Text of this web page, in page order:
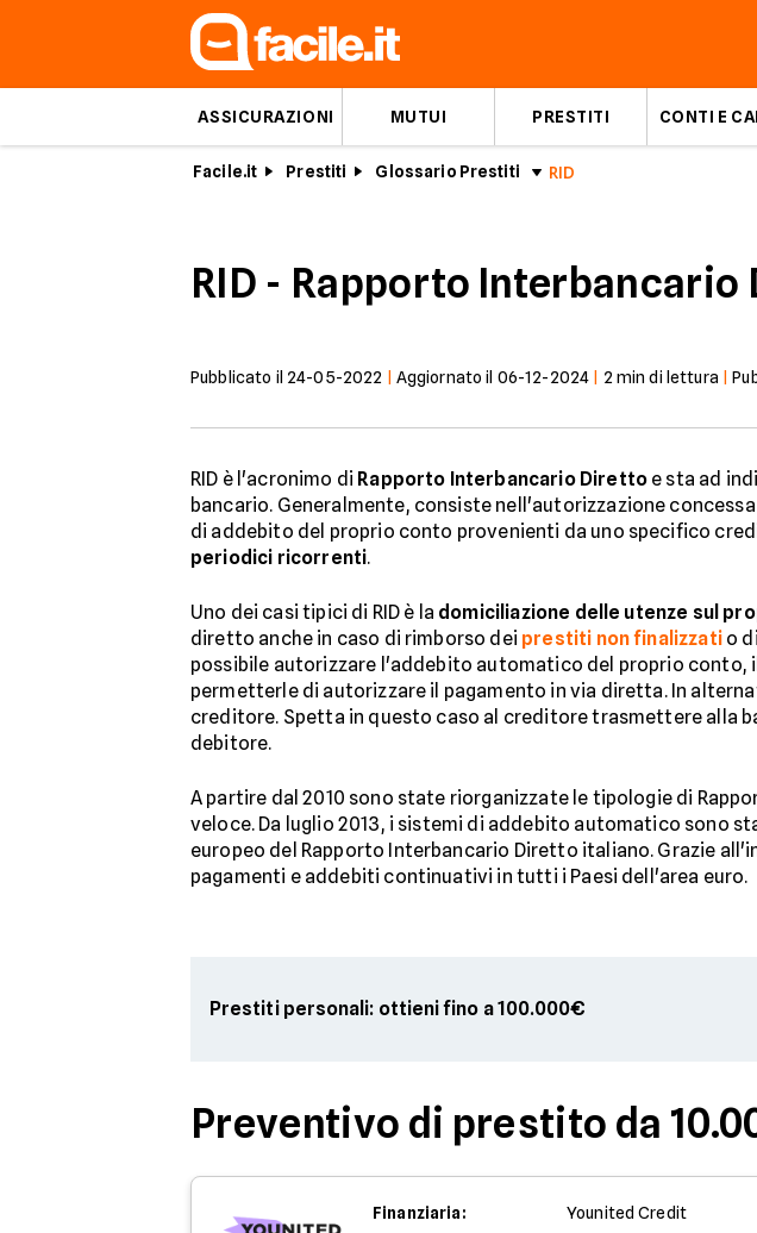
ASSICURAZIONI MUTUI PRESTITI CONTI E
Facile.it Prestiti Glossario Prestiti RID
RID - Rapporto Interbancario
Pubblicato il 24-05-2022 Aggiornato il 06-12-2024 2 min di lettura |
RID è l'acronimo di Rapporto Interbancario Diretto e sta ad
bancario. Generalmente, consiste nell'autorizzazione
di addebito del proprio conto provenienti da uno specifico
periodici ricorrenti.
Uno dei casi tipici di RID è la domiciliazione delle utenze sul
diretto anche in caso di rimborso dei prestiti non finalizzatio
possibile autorizzare l'addebito automatico del proprio
permetterle di autorizzare il pagamento in via diretta. In
creditore. Spetta in questo caso al creditore trasmettere alla
debitore.
A partire dal 2010 sono state riorganizzate le tipologie di
veloce. Da luglio 2013, i sistemi di addebito automatico sono
europeo del Rapporto Interbancario Diretto italiano. Grazie
pagamenti e addebiti continuativi in tutti i Paesi dell'area euro.
Prestiti personali: ottieni fino a 100.000€
Preventivo di prestito da
Finanziaria:
Younited Credit